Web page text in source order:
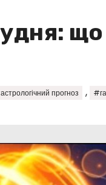
прогноз ,